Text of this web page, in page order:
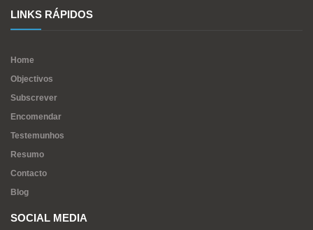
LINKS RÁPIDOS
Home
Objectivos
Subscrever
Encomendar
Testemunhos
Resumo
Contacto
Blog
SOCIAL MEDIA